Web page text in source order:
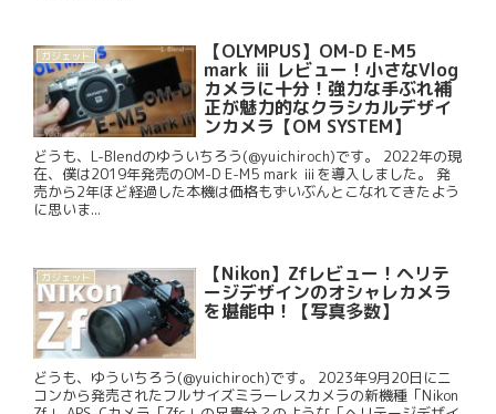
ガジェット 【OLYMPUS】OM-D E-M5
mark ⅲ レビュー！小さなVlog
カメラに十分！強力な手ぶれ補
正が魅力的なクラシカルデザイ
ンカメラ【OM SYSTEM】
どうも、L-Blendのゆういちろう(@yuichiroch)です。 2022年の現
在、僕は2019年発売のOM-D E-M5 mark ⅲを導入しました。 発
売から2年ほど経過した本機は価格もずいぶんとこなれてきたよう
に思いま...
ガジェット 【Nikon】Zfレビュー！ヘリテ
ージデザインのオシャレカメラ
を堪能中！【写真多数】
どうも、ゆういちろう(@yuichiroch)です。 2023年9月20日にニ
コンから発売されたフルサイズミラーレスカメラの新機種「Nikon